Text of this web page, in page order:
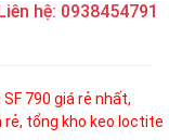
Liên hệ: 0938454791